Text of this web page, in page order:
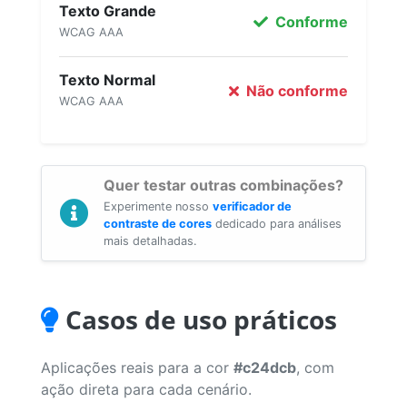
Texto Grande
WCAG AAA
Conforme
Texto Normal
WCAG AAA
Não conforme
Quer testar outras combinações?
Experimente nosso verificador de
contraste de cores dedicado para análises
mais detalhadas.
Casos de uso práticos
Aplicações reais para a cor #c24dcb, com
ação direta para cada cenário.